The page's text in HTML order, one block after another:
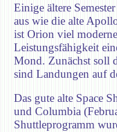
Einige ältere
aus wie die alte
ist Orion viel
Leistungsfähigkeit
Mond. Zunächst soll
sind Landungen auf
Das gute alte Space
und Columbia
Shuttleprogramm